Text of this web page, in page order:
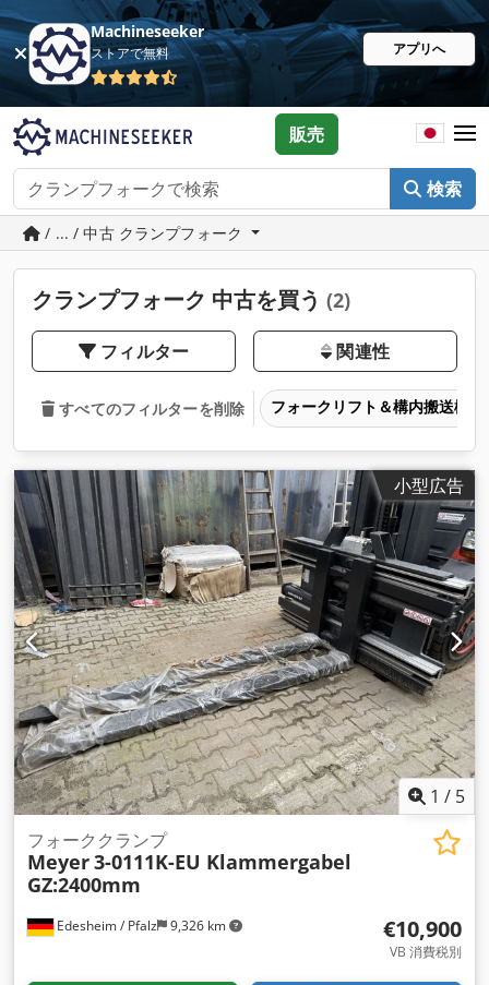
Machineseeker
ストアで無料 アプリへ
検索
販売
/ ... / 中古 クランプフォーク
クランプフォーク 中古を買う (2)
フィルター 関連性
すべてのフィルターを削除 フォークリフト＆構内搬送機器
小型広告
1 / 5
Edesheim / Pfalz 9,326 km
フォーククランプ
Meyer3-0111K-EU Klammergabel
GZ:2400mm
€10,900
VB 消費税別